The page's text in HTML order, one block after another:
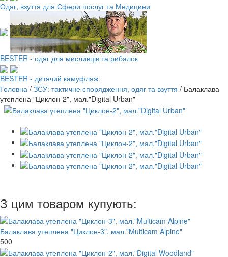
Одяг, взуття для Сфери послуг та Медицини
BESTER - одяг для мисливців та рибалок
BESTER - дитячий камуфляж
Головна / ЗСУ: тактичне спорядження, одяг та взуття / Балаклава
утеплена "Циклон-2", мал."Digital Urban"
З цим товаром купують:
Балаклава утеплена "Циклон-3", мал."Multicam Alpine"
500